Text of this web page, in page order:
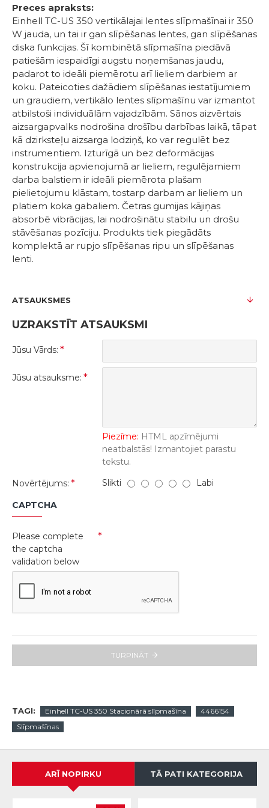
Preces apraksts:
Einhell TC-US 350 vertikālajai lentes slīpmašīnai ir 350
W jauda, ​​un tai ir gan slīpēšanas lentes, gan slīpēšanas
diska funkcijas. Šī kombinētā slīpmašīna piedāvā
patiešām iespaidīgi augstu noņemšanas jaudu,
padarot to ideāli piemērotu arī lieliem darbiem ar
koku. Pateicoties dažādiem slīpēšanas iestatījumiem
un graudiem, vertikālo lentes slīpmašīnu var izmantot
atbilstoši individuālām vajadzībām. Sānos aizvērtais
aizsargapvalks nodrošina drošību darbības laikā, tāpat
kā dzirksteļu aizsarga lodziņš, ko var regulēt bez
instrumentiem. Izturīgā un bez deformācijas
konstrukcija apvienojumā ar lieliem, regulējamiem
darba balstiem ir ideāli piemērota plašam
pielietojumu klāstam, tostarp darbam ar lieliem un
platiem koka gabaliem. Četras gumijas kājiņas
absorbē vibrācijas, lai nodrošinātu stabilu un drošu
stāvēšanas pozīciju. Produkts tiek piegādāts
komplektā ar rupjo slīpēšanas ripu un slīpēšanas
lenti.
ATSAUKSMES
UZRAKSTĪT ATSAUKSMI
Jūsu Vārds:
Jūsu atsauksme:
Piezīme: HTML apzīmējumi
neatbalstās! Izmantojiet parastu
tekstu.
Novērtējums:
Slikti Labi
CAPTCHA
Please complete
the captcha
validation below
TURPINĀT
TAGI: Einhell TC-US 350 Stacionārā slīpmašīna
4466154
Slīpmašīnas
ARĪ NOPIRKU TĀ PATI KATEGORIJA